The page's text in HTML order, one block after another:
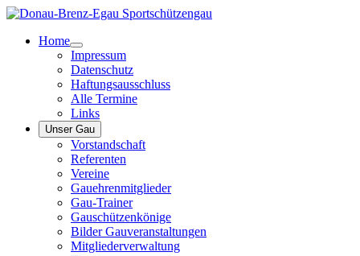
Home
Impressum
Datenschutz
Haftungsausschluss
Alle Termine
Links
Unser Gau
Vorstandschaft
Referenten
Vereine
Gauehrenmitglieder
Gau-Trainer
Gauschützenkönige
Bilder Gauveranstaltungen
Mitgliederverwaltung